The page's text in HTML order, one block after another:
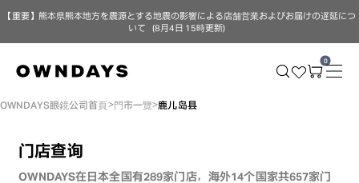
【重要】熊本県熊本地方を震源とする地震の影響による店舗営業およびお届けの遅延につ
いて（8月4日 15時更新）
0
OWNDAYS眼鏡公司首頁 門市一覽 鹿儿岛县
门店查询
OWNDAYS在日本全国有289家门店，海外14个国家共657家门